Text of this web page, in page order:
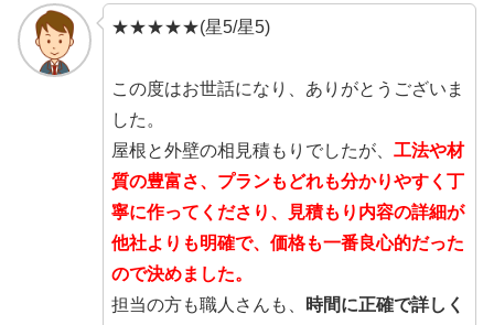
★★★★★(星5/星5)
この度はお世話になり、ありがとうございま
した。
屋根と外壁の相見積もりでしたが、 工法や材
質の豊富さ、プランもどれも分かりやすく丁
寧に作ってくださり、見積もり内容の詳細が
他社よりも明確で、価格も一番良心的だった
ので決めました。
担当の方も職人さんも、 時間に正確で詳しく